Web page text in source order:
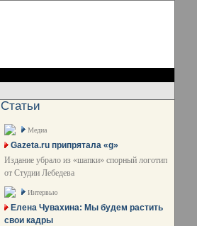
Статьи
Медиа
Gazeta.ru припрятала «g»
Издание убрало из «шапки» спорный логотип
от Студии Лебедева
Интервью
Елена Чувахина: Мы будем растить
свои кадры